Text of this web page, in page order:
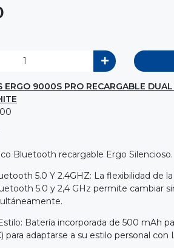
ERGO 9000S PRO RECARGABLE
Bluetooth recargable Ergo Silencioso.
5.0 Y 2.4GHZ: La flexibilidad de
5.0 y 2,4 GHz permite cambiar
Batería incorporada de 500 mAh
para adaptarse a su estilo personal